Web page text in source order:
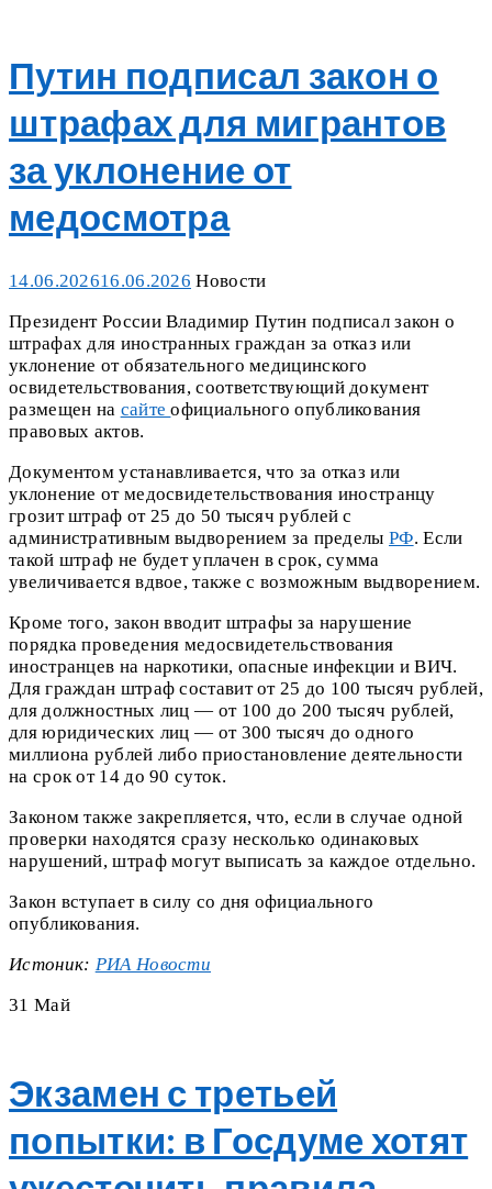
Путин подписал закон о
штрафах для мигрантов
за уклонение от
медосмотра
Posted
14.06.202616.06.2026 Categories
Новости
Президент России Владимир Путин подписал закон о
штрафах для иностранных граждан за отказ или
уклонение от обязательного медицинского
освидетельствования, соответствующий документ
размещен на сайтеофициального опубликования
правовых актов.
Документом устанавливается, что за отказ или
уклонение от медосвидетельствования иностранцу
грозит штраф от 25 до 50 тысяч рублей с
административным выдворением за пределы РФ. Если
такой штраф не будет уплачен в срок, сумма
увеличивается вдвое, также с возможным выдворением.
Кроме того, закон вводит штрафы за нарушение
порядка проведения медосвидетельствования
иностранцев на наркотики, опасные инфекции и ВИЧ.
Для граждан штраф составит от 25 до 100 тысяч рублей,
для должностных лиц — от 100 до 200 тысяч рублей,
для юридических лиц — от 300 тысяч до одного
миллиона рублей либо приостановление деятельности
на срок от 14 до 90 суток.
Законом также закрепляется, что, если в случае одной
проверки находятся сразу несколько одинаковых
нарушений, штраф могут выписать за каждое отдельно.
Закон вступает в силу со дня официального
опубликования.
Истоник: РИА Новости
31 Май
Экзамен с третьей
попытки: в Госдуме хотят